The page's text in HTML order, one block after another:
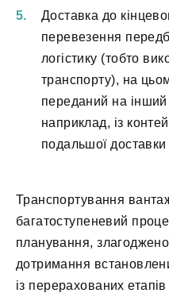
Доставка до
перевезення
логістику (тобто
транспорту), на
переданий на інший
наприклад, із
подальшої
Транспортування
багатоступеневий
планування,
дотримання
із перерахованих